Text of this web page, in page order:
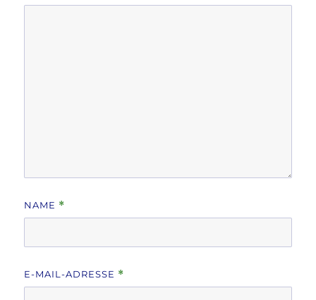
NAME *
E-MAIL-ADRESSE *